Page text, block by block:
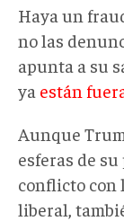
Haya un
no las
apunta a su
ya están
Aunque
esferas de
conflicto con
liberal,